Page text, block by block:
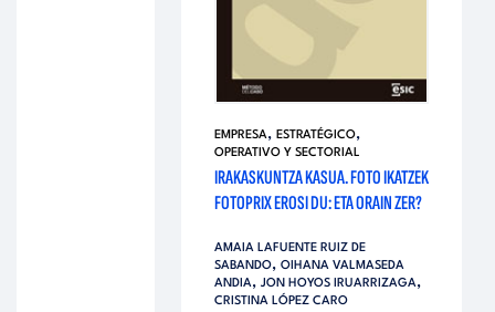
EMPRESA, ESTRATÉGICO,
OPERATIVO Y SECTORIAL
IRAKASKUNTZA KASUA. FOTO IKATZEK
FOTOPRIX EROSI DU: ETA ORAIN ZER?
AMAIA LAFUENTE RUIZ DE
SABANDO, OIHANA VALMASEDA
ANDIA, JON HOYOS IRUARRIZAGA,
CRISTINA LÓPEZ CARO